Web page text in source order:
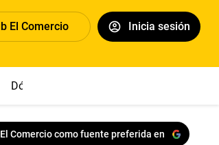
El Comercio Inicia sesión
Dólar
Comercio como fuente preferida en